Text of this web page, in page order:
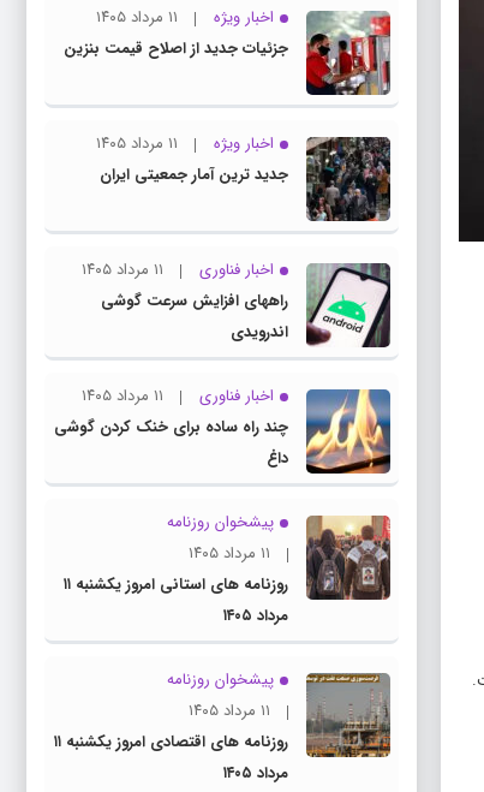
اخبار ویژه
۱۱ مرداد ۱۴۰۵
جزئیات جدید از اصلاح قیمت بنزین
اخبار ویژه
۱۱ مرداد ۱۴۰۵
جدید ترین آمار جمعیتی ایران
اخبار فناوری
۱۱ مرداد ۱۴۰۵
راههای افزایش سرعت گوشی
اندرویدی
اخبار فناوری
۱۱ مرداد ۱۴۰۵
چند راه‌ ساده برای خنک کردن گوشی
داغ
پیشخوان روزنامه
۱۱ مرداد ۱۴۰۵
روزنامه های استانی امروز یکشنبه ۱۱
مرداد ۱۴۰۵
پیشخوان روزنامه
۱۱ مرداد ۱۴۰۵
روزنامه های اقتصادی امروز یکشنبه ۱۱
مرداد ۱۴۰۵